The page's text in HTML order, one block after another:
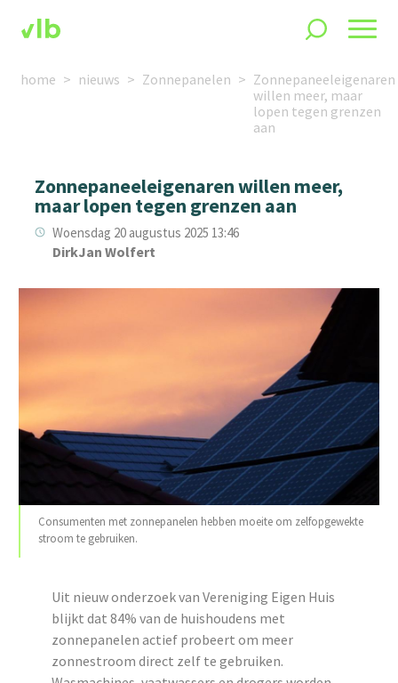
home nieuws Zonnepanelen
Zonnepaneeleigenaren
willen meer, maar
lopen tegen grenzen
aan
Zonnepaneeleigenaren willen meer,
maar lopen tegen grenzen aan
Woensdag 20 augustus 2025 13:46
DirkJan Wolfert
Consumenten met zonnepanelen hebben moeite om zelfopgewekte
stroom te gebruiken.
Uit nieuw onderzoek van Vereniging Eigen Huis
blijkt dat 84% van de huishoudens met
zonnepanelen actief probeert om meer
zonnestroom direct zelf te gebruiken.